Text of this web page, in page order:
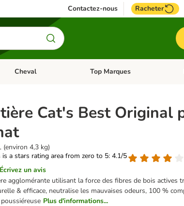
Contactez-nous Racheter
Poisson
Dérouler les catégories: Oiseau
Cheval Dérouler les catégories: Cheval
Top Marques
Cat's Best Original
(environ 4,3 kg)
is a stars rating area from zero to 5: 4.1/5
Écrivez un avis
agglomérante utilisant la force des fibres de bois actives
& efficace, neutralise les mauvaises odeurs, 100 %
Plus d'informations...